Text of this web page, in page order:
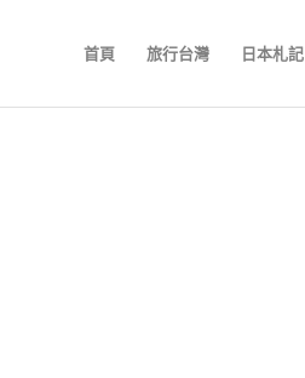
首頁 旅行台灣 日本札記